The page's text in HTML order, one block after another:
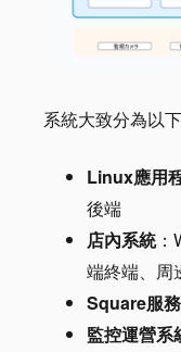
系統大致分為以
Linux應用
後端
店內系統：
端終端、周
Square服務
監控運營系